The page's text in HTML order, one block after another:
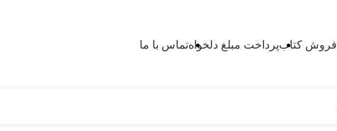
فروش کتابپرداخت مبلغ دلخواهتماس با ما